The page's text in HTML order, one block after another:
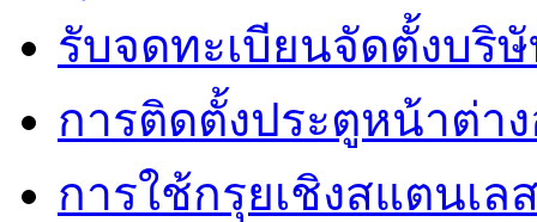
รับจดทะเบียนจัดตั้งบ
การติดตั้งประตูหน้าต่า
การใช้กรุยเชิงสแตนเ